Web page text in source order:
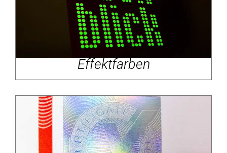
Effektfarben